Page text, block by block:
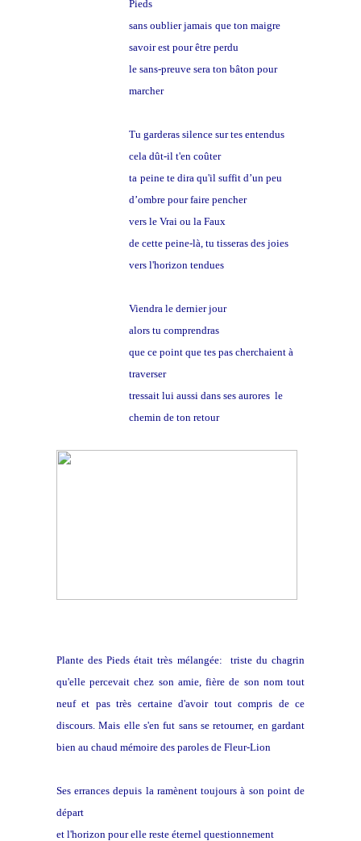
Pieds
sans oublier jamais que ton maigre
savoir est pour être perdu
le sans-preuve sera ton bâton pour
marcher
Tu garderas silence sur tes entendus
cela dût-il t'en coûter
ta peine te dira qu'il suffit d’un peu
d’ombre pour faire pencher
vers le Vrai ou la Faux
de cette peine-là, tu tisseras des joies
vers l'horizon tendues
Viendra le dernier jour
alors tu comprendras
que ce point que tes pas cherchaient à
traverser
tressait lui aussi dans ses aurores le
chemin de ton retour
Plante des Pieds était très mélangée: triste du chagrin
qu'elle percevait chez son amie, fière de son nom tout
neuf et pas très certaine d'avoir tout compris de ce
discours. Mais elle s'en fut sans se retourner, en gardant
bien au chaud mémoire des paroles de Fleur-Lion
Ses errances depuis la ramènent toujours à son point de
départ
et l'horizon pour elle reste éternel questionnement